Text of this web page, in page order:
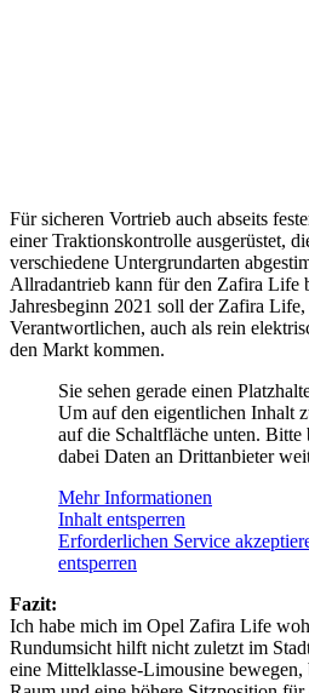
Für sicheren Vortrieb auch abseits
einer Traktionskontrolle ausgerüstet,
verschiedene Untergrundarten
Allradantrieb kann für den Zafira Life
Jahresbeginn 2021 soll der Zafira
Verantwortlichen, auch als rein
den Markt kommen.
Sie sehen gerade einen
Um auf den eigentlichen Inhalt
auf die Schaltfläche unten. Bitte
dabei Daten an Drittanbieter
Mehr Informationen
Inhalt entsperren
Erforderlichen Service
entsperren
Fazit:
Ich habe mich im Opel Zafira Life
Rundumsicht hilft nicht zuletzt im
eine Mittelklasse-Limousine bewegen,